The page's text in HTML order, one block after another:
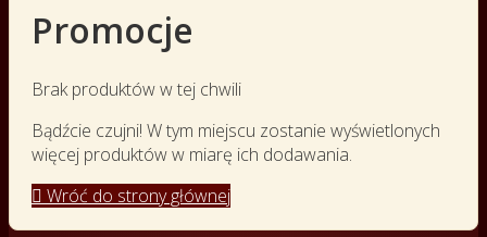
Promocje
Brak produktów w tej chwili
Bądźcie czujni! W tym miejscu zostanie wyświetlonych
więcej produktów w miarę ich dodawania.
 Wróć do strony głównej